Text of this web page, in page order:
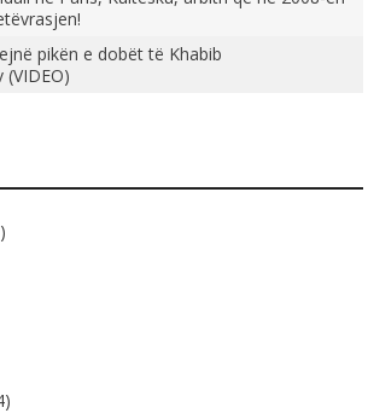
pikën e dobët të Khabib